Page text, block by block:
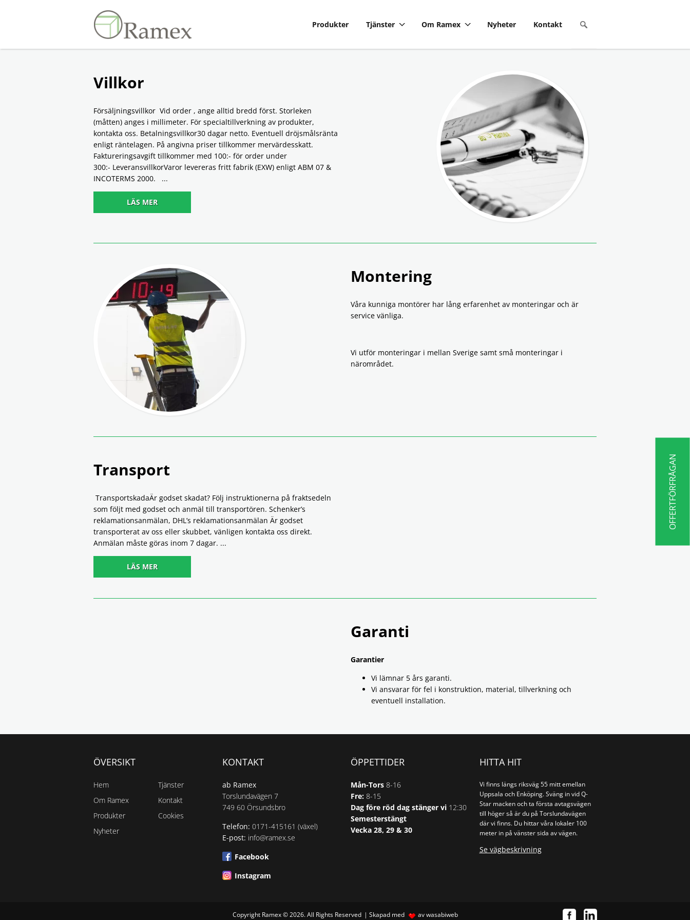
Produkter Tjänster Om Ramex Nyheter
Kontakt
Villkor
Försäljningsvillkor Vid order , ange alltid bredd först. Storleken
(måtten) anges i millimeter. För specialtillverkning av produkter,
kontakta oss. Betalningsvillkor30 dagar netto. Eventuell dröjsmålsränta
enligt räntelagen. På angivna priser tillkommer mervärdesskatt.
Faktureringsavgift tillkommer med 100:- för order under
300:- LeveransvillkorVaror levereras fritt fabrik (EXW) enligt ABM 07 &
INCOTERMS 2000. ...
LÄS MER
Montering
Våra kunniga montörer har lång erfarenhet av monteringar och är
service vänliga.
Vi utför monteringar i mellan Sverige samt små monteringar i
närområdet.
Transport
TransportskadaÄr godset skadat? Följ instruktionerna på fraktsedeln
som följt med godset och anmäl till transportören. Schenker’s
reklamationsanmälan, DHL’s reklamationsanmälan Är godset
transporterat av oss eller skubbet, vänligen kontakta oss direkt.
Anmälan måste göras inom 7 dagar. ...
LÄS MER
Garanti
Garantier
Vi lämnar 5 års garanti.
Vi ansvarar för fel i konstruktion, material, tillverkning och
eventuell installation.
ÖVERSIKT
Hem
Om Ramex
Produkter
Nyheter
Tjänster
Kontakt
Cookies
KONTAKT
ab Ramex
Torslundavägen 7
749 60 Örsundsbro
Telefon: 0171-415161 (växel)
E-post: info@ramex.se
Facebook
Instagram
ÖPPETTIDER
Mån-Tors 8-16
Fre: 8-15
Dag före röd dag stänger vi 12:30
Semesterstängt
Vecka 28, 29 & 30
HITTA HIT
Vi finns längs riksväg 55 mitt emellan
Uppsala och Enköping. Sväng in vid Q-
Star macken och ta första avtagsvägen
till höger så är du på Torslundavägen
där vi finns. Du hittar våra lokaler 100
meter in på vänster sida av vägen.
Se vägbeskrivning
Copyright Ramex © 2026. All Rights Reserved Skapad med av wasabiweb
OFFERTFÖRFRÅGAN